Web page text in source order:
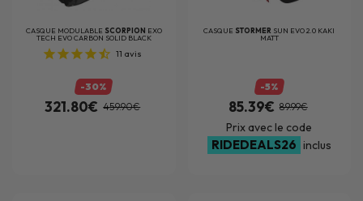
CASQUE MODULABLE SCORPION EXO
TECH EVO CARBON SOLID BLACK
11 avis
-30%
321.80€ 459.90€
CASQUE STORMER SUN EVO 2.0 KAKI
MATT
-5%
85.39€ 89.99€
Prix avec le code
RIDEDEALS26 inclus